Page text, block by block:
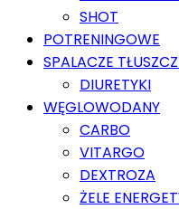
SHOT
POTRENINGOWE
SPALACZE
DIURETYKI
WĘGLOWODANY
CARBO
VITARGO
DEXTROZA
ŻELE